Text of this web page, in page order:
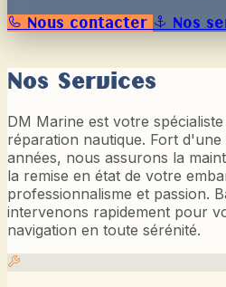
Nous contacter Nos
Nos Services
DM Marine est votre
réparation nautique. Fort
années, nous assurons la
la remise en état de votre
professionnalisme et passion.
intervenons rapidement pour
navigation en toute sérénité.